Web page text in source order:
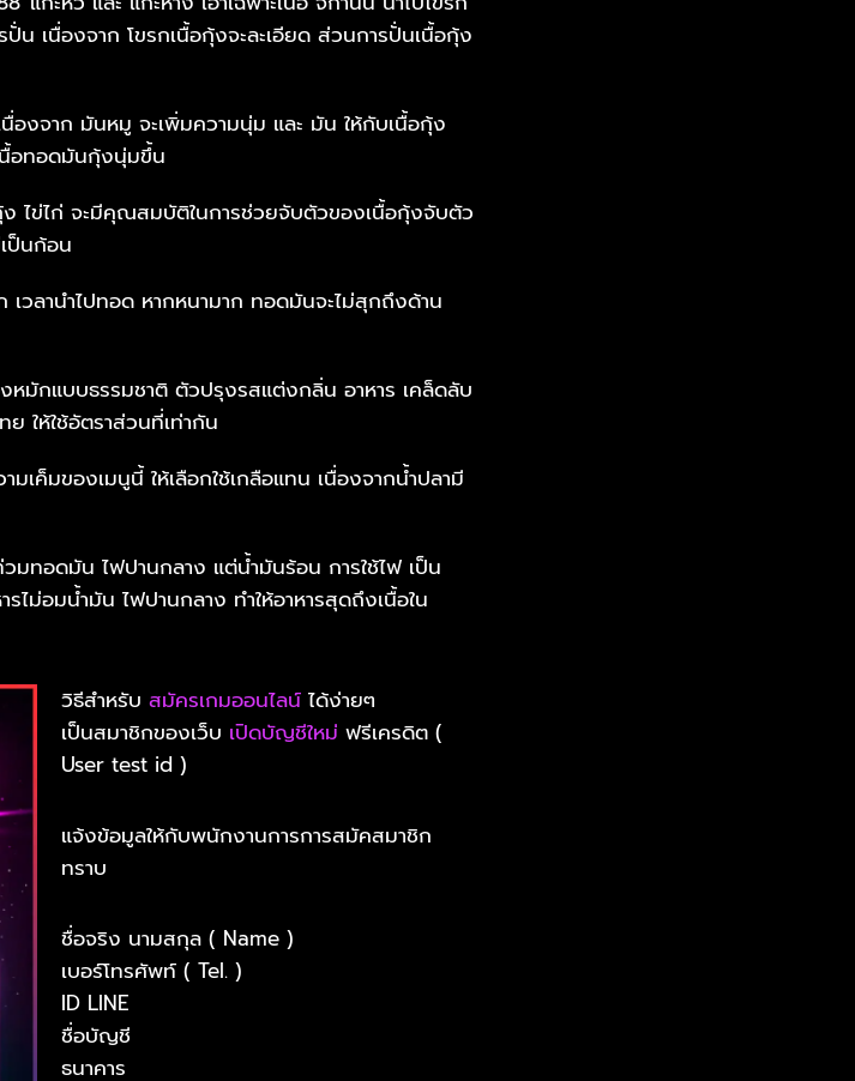
ปั่น เนื่องจาก โขรกเนื้อกุ้งจะละเอียด ส่วนการปั่นเนื้อกุ้ง
งจาก มันหมู จะเพิ่มความนุ่ม และ มัน ให้กับเนื้อกุ้ง
นื้อทอดมันกุ้งนุ่มขึ้น
ไข่ไก่ จะมีคุณสมบัติในการช่วยจับตัวของเนื้อกุ้งจับตัว
ป็นก้อน
วลานำไปทอด หากหนามาก ทอดมันจะไม่สุกถึงด้าน
หมักแบบธรรมชาติ ตัวปรุงรสแต่งกลิ่น อาหาร เคล็ดลับ
ให้ใช้อัตราส่วนที่เท่ากัน
เค็มของเมนูนี้ ให้เลือกใช้เกลือแทน เนื่องจากน้ำปลามี
มทอดมัน ไฟปานกลาง แต่น้ำมันร้อน การใช้ไฟ เป็น
ไม่อมน้ำมัน ไฟปานกลาง ทำให้อาหารสุดถึงเนื้อใน
วิธีสำหรับ สมัครเกมออนไลน์ ได้ง่ายๆ
เป็นสมาชิกของเว็บ เปิดบัญชีใหม่ ฟรีเครดิต (
User test id )
แจ้งข้อมูลให้กับพนักงานการการสมัคสมาชิก
ทราบ
ชื่อจริง นามสกุล ( Name )
เบอร์โทรศัพท์ ( Tel. )
ID LINE
ชื่อบัญชี
ธนาคาร